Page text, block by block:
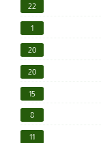
22
1
20
20
15
8
11